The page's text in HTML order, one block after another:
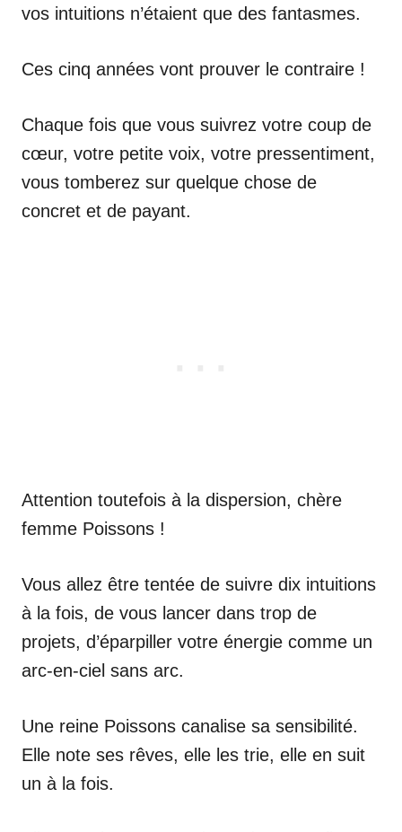
vos intuitions n’étaient que des fantasmes.
Ces cinq années vont prouver le contraire !
Chaque fois que vous suivrez votre coup de
cœur, votre petite voix, votre pressentiment,
vous tomberez sur quelque chose de
concret et de payant.
Attention toutefois à la dispersion, chère
femme Poissons !
Vous allez être tentée de suivre dix intuitions
à la fois, de vous lancer dans trop de
projets, d’éparpiller votre énergie comme un
arc-en-ciel sans arc.
Une reine Poissons canalise sa sensibilité.
Elle note ses rêves, elle les trie, elle en suit
un à la fois.